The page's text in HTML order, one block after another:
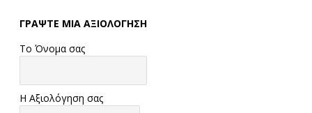
ΓΡΆΨΤΕ ΜΙΑ ΑΞΙΟΛΌΓΗΣΗ
Το Όνομα σας
Η Αξιολόγηση σας